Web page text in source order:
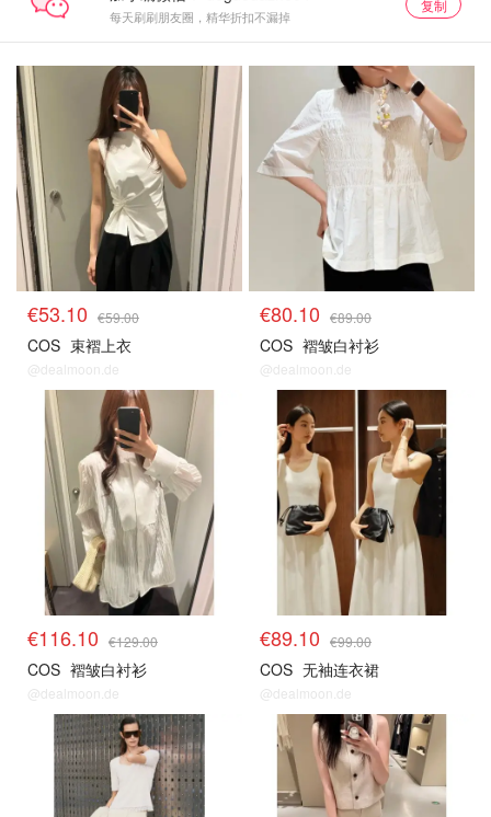
每天刷刷朋友圈，精华折扣不漏掉
复制
€53.10 €59.00
COS 束褶上衣
@dealmoon.de
€80.10 €89.00
COS 褶皱白衬衫
@dealmoon.de
€116.10 €129.00
COS 褶皱白衬衫
@dealmoon.de
€89.10 €99.00
COS 无袖连衣裙
@dealmoon.de